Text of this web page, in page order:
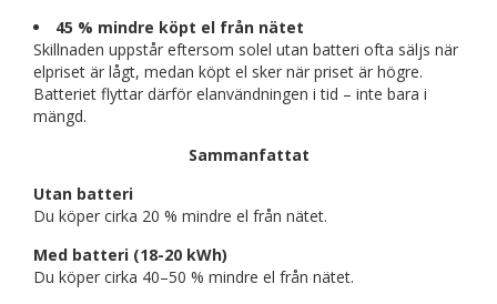
45 % mindre köpt el från nätet
Skillnaden uppstår eftersom solel utan batteri ofta säljs när
elpriset är lågt, medan köpt el sker när priset är högre.
Batteriet flyttar därför elanvändningen i tid – inte bara i
mängd.
Sammanfattat
Utan batteri
Du köper cirka 20 % mindre el från nätet.
Med batteri (18-20 kWh)
Du köper cirka 40–50 % mindre el från nätet.